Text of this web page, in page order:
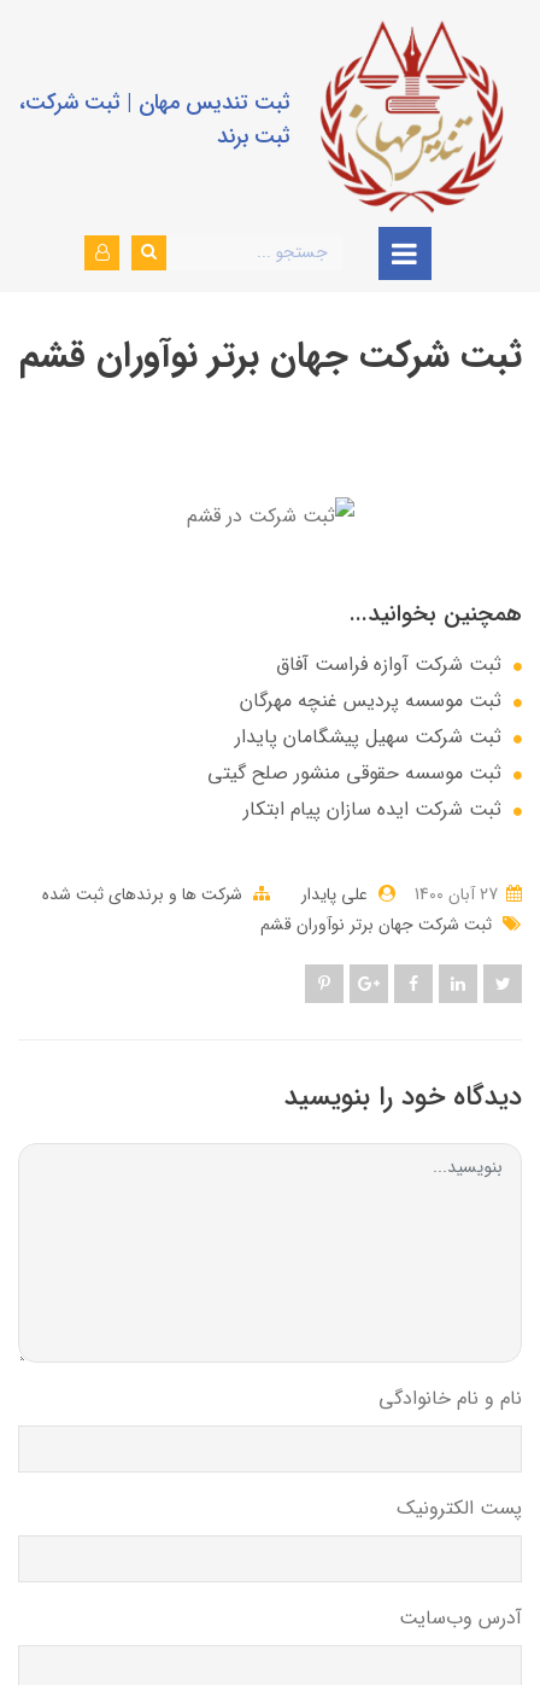
ثبت تندیس مهان | ثبت شرکت،
ثبت برند
ثبت شرکت جهان برتر نوآوران قشم
همچنین بخوانید...
ثبت شرکت آوازه فراست آفاق
ثبت موسسه پردیس غنچه مهرگان
ثبت شرکت سهيل پيشگامان پايدار
ثبت موسسه حقوقی منشور صلح گیتی
ثبت شرکت ایده سازان پیام ابتکار
علی پایدار
شرکت ها و برندهای ثبت شده
ثبت شرکت جهان برتر نوآوران قشم
دیدگاه خود را بنویسید
نام و نام خانوادگی
پست الکترونیک
آدرس وب‌سایت